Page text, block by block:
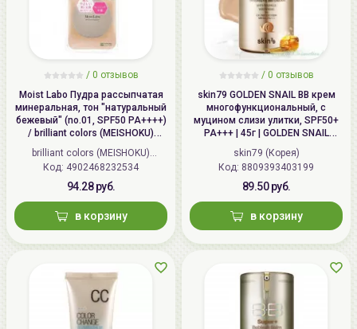
/ 0 отзывов
Moist Labo Пудра рассыпчатая
минеральная, тон "натуральный
бежевый" (no.01, SPF50 PA++++)
/ brilliant colors (MEISHOKU)
MOISTO-LABO BB MINERAL
FOUNDATION
brilliant colors (MEISHOKU)
(Япония)
Код: 4902468232534
94.28 руб.
в корзину
/ 0 отзывов
skin79 GOLDEN SNAIL ВВ крем
многофункциональный, с
муцином слизи улитки, SPF50+
PA+++ | 45г | GOLDEN SNAIL
Intensive BB Cream, SPF50+
PA+++
skin79 (Корея)
Код: 8809393403199
89.50 руб.
в корзину